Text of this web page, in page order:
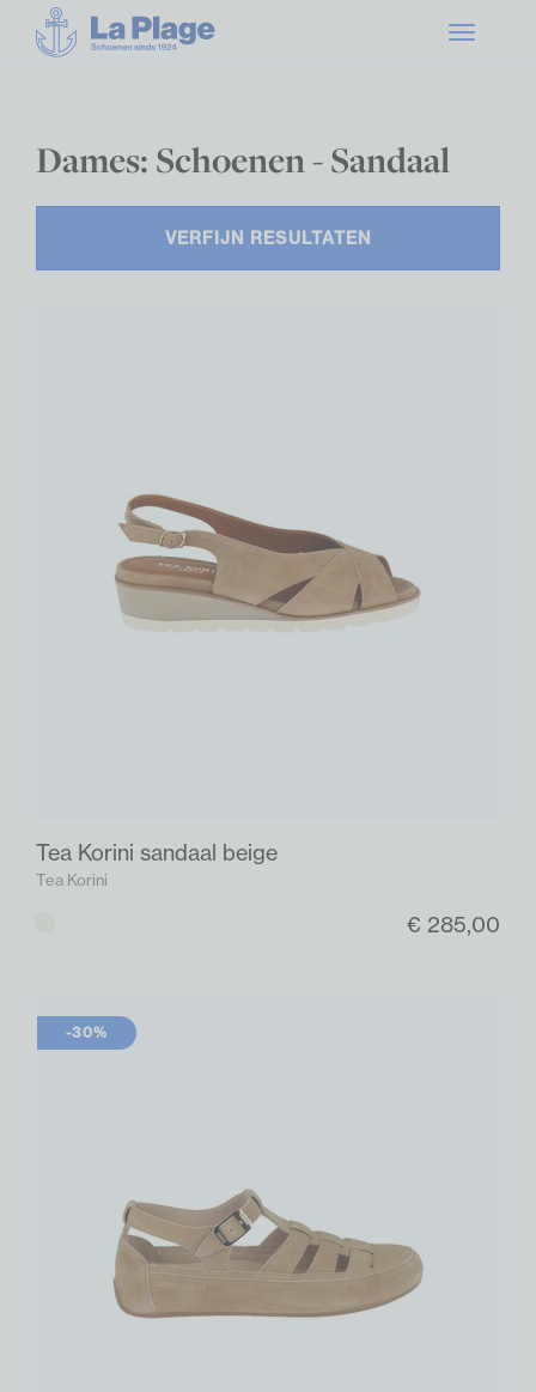
Toggle
Dames: Schoenen - Sandaal
VERFIJN RESULTATEN
Tea Korini sandaal beige
Tea Korini
€ 285,00
-30%